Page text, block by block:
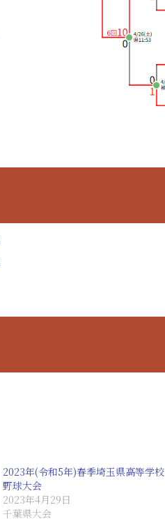
2023年(令和5年)春季埼玉県高等学校
野球大会
2023年4月29日
千葉県大会